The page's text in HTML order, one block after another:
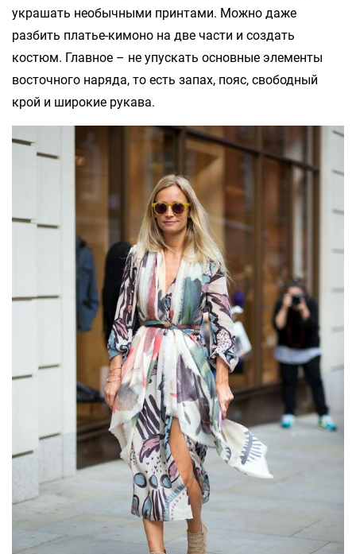
украшать необычными принтами. Можно даже
разбить платье-кимоно на две части и создать
костюм. Главное – не упускать основные элементы
восточного наряда, то есть запах, пояс, свободный
крой и широкие рукава.